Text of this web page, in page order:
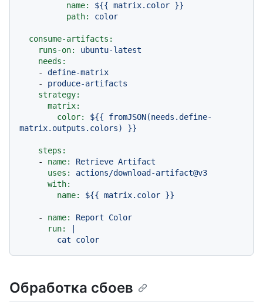
name:
${{ matrix.color }}
path:
color
consume-artifacts:
runs-on:
ubuntu-latest
needs:
-
define-matrix
-
produce-artifacts
strategy:
matrix:
color:
${{
fromJSON(needs.define-
matrix.outputs.colors)
}}
steps:
-
name: Retrieve Artifact
uses:
actions/download-artifact@v3
with:
name:
${{ matrix.color }}
- name: Report
Color
run:
Обработка сбоев